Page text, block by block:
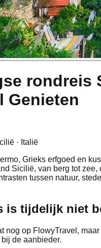
rondreis
Genieten
· Italië
Grieks erfgoed en
Sicilië, van berg tot zee,
tussen natuur,
is tijdelijk niet
nog op FlowyTravel,
de aanbieder.